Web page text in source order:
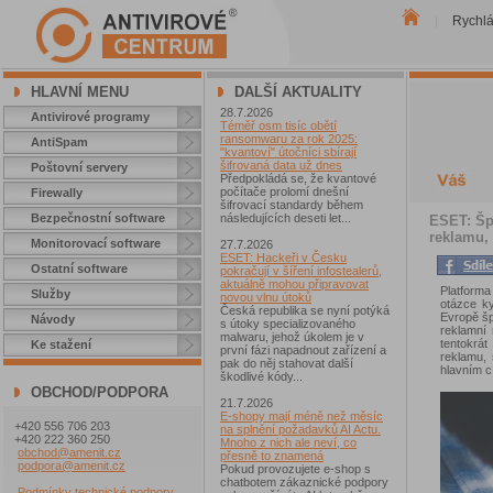
HLAVNÍ MENU
Antivirové programy
AntiSpam
Poštovní servery
Firewally
Bezpečnostní software
Monitorovací software
Ostatní software
Služby
Návody
Ke stažení
OBCHOD/PODPORA
+420 556 706 203
+420 222 360 250
obchod@amenit.cz
podpora@amenit.cz
DALŠÍ AKTUALITY
28.7.2026
Téměř osm tisíc obětí
ransomwaru za rok 2025:
"kvantoví" útočníci sbírají
šifrovaná data už dnes
Předpokládá se, že kvantové
počítače prolomí dnešní
šifrovací standardy během
následujících deseti let...
27.7.2026
ESET: Hackeři v Česku
pokračují v šíření infostealerů,
aktuálně mohou připravovat
novou vlnu útoků
Česká republika se nyní potýká
s útoky specializovaného
malwaru, jehož úkolem je v
první fázi napadnout zařízení a
pak do něj stahovat další
škodlivé kódy...
21.7.2026
E-shopy mají méně než měsíc
na splnění požadavků AI Actu.
Mnoho z nich ale neví, co
přesně to znamená
Pokud provozujete e-shop s
chatbotem zákaznické podpory
ESET:
reklamu,
otázce
Evropě
reklamní
reklamu,
hlavním